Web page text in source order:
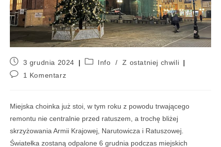
3 grudnia 2024 Info /
Z ostatniej chwili
1 Komentarz
Miejska choinka już stoi, w tym roku z powodu trwającego
remontu nie centralnie przed ratuszem, a trochę bliżej
skrzyżowania Armii Krajowej, Narutowicza i Ratuszowej.
Światełka zostaną odpalone 6 grudnia podczas miejskich